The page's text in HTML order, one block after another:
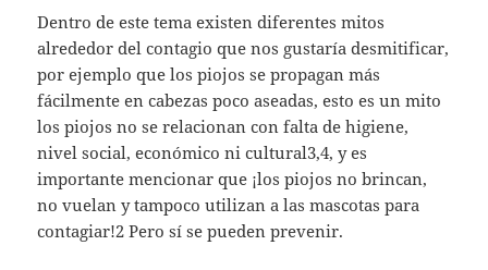
Dentro de este tema existen diferentes mitos
alrededor del contagio que nos gustaría desmitificar,
por ejemplo que los piojos se propagan más
fácilmente en cabezas poco aseadas, esto es un mito
los piojos no se relacionan con falta de higiene,
nivel social, económico ni cultural3,4, y es
importante mencionar que ¡los piojos no brincan,
no vuelan y tampoco utilizan a las mascotas para
contagiar!2 Pero sí se pueden prevenir.